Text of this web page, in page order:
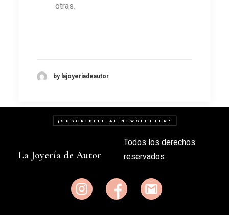
otras.
by lajoyeriadeautor
¡SUSCRIBITE AL NEWSLETTER!
La Joyería de Autor
Todos los derechos
reservados